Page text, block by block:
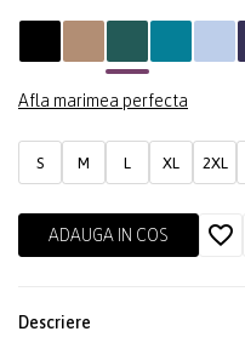
Afla marimea perfecta
S M L XL 2XL
ADAUGA IN COS
Descriere